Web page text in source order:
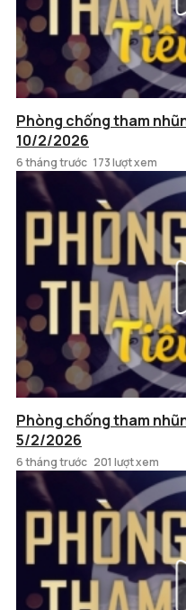
Phòng chống tham
10/2/2026
6 tháng trước 173 lượt xem
Phòng chống tham
5/2/2026
6 tháng trước 201 lượt xem